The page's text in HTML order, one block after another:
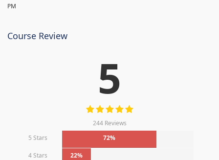
PM
Course Review
5
244 Reviews
5 Stars
72%
4 Stars 22%